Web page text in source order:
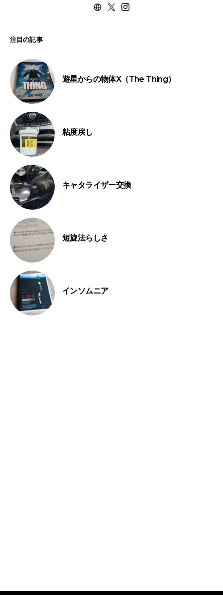
注目の記事
遊星からの物体X（The Thing）
粘度戻し
キャタライザー交換
短旋法らしさ
インソムニア